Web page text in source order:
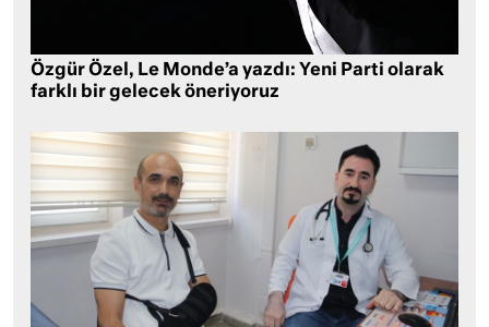
Özgür Özel, Le Monde’a yazdı: Yeni Parti olarak
farklı bir gelecek öneriyoruz